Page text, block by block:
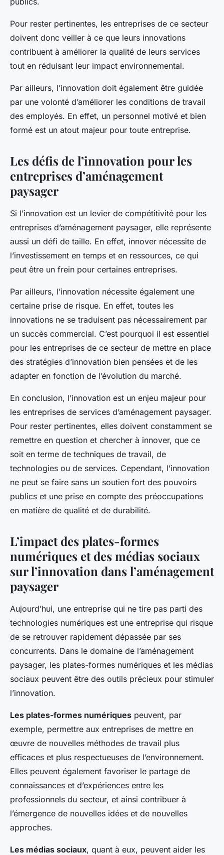
Pour rester pertinentes, les entreprises de ce secteur
doivent donc veiller à ce que leurs innovations
contribuent à améliorer la qualité de leurs services
tout en réduisant leur impact environnemental.
Par ailleurs, l’innovation doit également être guidée
par une volonté d’améliorer les conditions de travail
des employés. En effet, un personnel motivé et bien
formé est un atout majeur pour toute entreprise.
Les défis de l’innovation pour les
entreprises d’aménagement
paysager
Si l’innovation est un levier de compétitivité pour les
entreprises d’aménagement paysager, elle représente
aussi un défi de taille. En effet, innover nécessite de
l’investissement en temps et en ressources, ce qui
peut être un frein pour certaines entreprises.
Par ailleurs, l’innovation nécessite également une
certaine prise de risque. En effet, toutes les
innovations ne se traduisent pas nécessairement par
un succès commercial. C’est pourquoi il est essentiel
pour les entreprises de ce secteur de mettre en place
des stratégies d’innovation bien pensées et de les
adapter en fonction de l’évolution du marché.
En conclusion, l’innovation est un enjeu majeur pour
les entreprises de services d’aménagement paysager.
Pour rester pertinentes, elles doivent constamment se
remettre en question et chercher à innover, que ce
soit en terme de techniques de travail, de
technologies ou de services. Cependant, l’innovation
ne peut se faire sans un soutien fort des pouvoirs
publics et une prise en compte des préoccupations
en matière de qualité et de durabilité.
L’impact des plates-formes
numériques et des médias sociaux
sur l’innovation dans l’aménagement
paysager
Aujourd’hui, une entreprise qui ne tire pas parti des
technologies numériques est une entreprise qui risque
de se retrouver rapidement dépassée par ses
concurrents. Dans le domaine de l’aménagement
paysager, les plates-formes numériques et les médias
sociaux peuvent être des outils précieux pour stimuler
l’innovation.
Les plates-formes numériques peuvent, par
exemple, permettre aux entreprises de mettre en
œuvre de nouvelles méthodes de travail plus
efficaces et plus respectueuses de l’environnement.
Elles peuvent également favoriser le partage de
connaissances et d’expériences entre les
professionnels du secteur, et ainsi contribuer à
l’émergence de nouvelles idées et de nouvelles
approches.
Les médias sociaux, quant à eux, peuvent aider les